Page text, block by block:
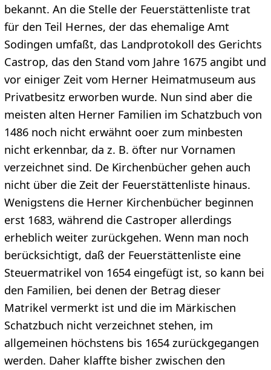
bekannt. An die Stelle der Feuerstättenliste trat
für den Teil Hernes, der das ehemalige Amt
Sodingen umfaßt, das Landprotokoll des Gerichts
Castrop, das den Stand vom Jahre 1675 angibt und
vor einiger Zeit vom Herner Heimatmuseum aus
Privatbesitz erworben wurde. Nun sind aber die
meisten alten Herner Familien im Schatzbuch von
1486 noch nicht erwähnt ooer zum minbesten
nicht erkennbar, da z. B. öfter nur Vornamen
verzeichnet sind. De Kirchenbücher gehen auch
nicht über die Zeit der Feuerstättenliste hinaus.
Wenigstens die Herner Kirchenbücher beginnen
erst 1683, während die Castroper allerdings
erheblich weiter zurückgehen. Wenn man noch
berücksichtigt, daß der Feuerstättenliste eine
Steuermatrikel von 1654 eingefügt ist, so kann bei
den Familien, bei denen der Betrag dieser
Matrikel vermerkt ist und die im Märkischen
Schatzbuch nicht verzeichnet stehen, im
allgemeinen höchstens bis 1654 zurückgegangen
werden. Daher klaffte bisher zwischen den